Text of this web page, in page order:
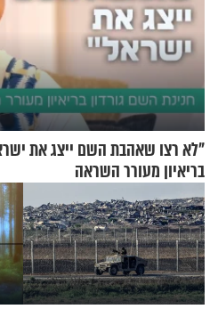
"לא רצו שאהבת השם ייצג את
בריאיון מעורר השראה